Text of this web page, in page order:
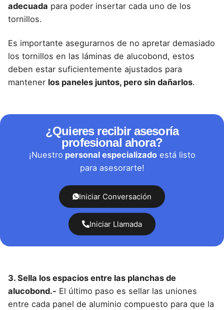
adecuada para poder insertar cada uno de los
tornillos.
Es importante asegurarnos de no apretar demasiado
los tornillos en las láminas de alucobond, estos
deben estar suficientemente ajustados para
mantener los paneles juntos, pero sin dañarlos.
¿Quieres recibir asesoría
profesional ahora?
¡Nuestro personal especializadoestá listo
para asesorarte!
Iniciar Conversación
Iniciar Llamada
3. Sella los espacios entre las planchas de
alucobond.- El último paso es sellar las uniones
entre cada panel de aluminio compuesto para que la